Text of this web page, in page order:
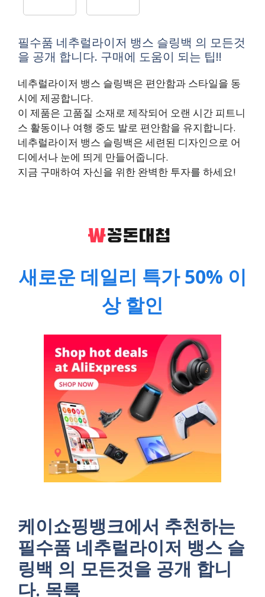
필수품 네추럴라이저 뱅스 슬링백 의 모든것
을 공개 합니다. 구매에 도움이 되는 팁!!
네추럴라이저 뱅스 슬링백은 편안함과 스타일을 동
시에 제공합니다.
이 제품은 고품질 소재로 제작되어 오랜 시간 피트니
스 활동이나 여행 중도 발로 편안함을 유지합니다.
네추럴라이저 뱅스 슬링백은 세련된 디자인으로 어
디에서나 눈에 띄게 만들어줍니다.
지금 구매하여 자신을 위한 완벽한 투자를 하세요!
새로운 데일리 특가 50% 이
상 할인
케이쇼핑뱅크에서 추천하는
필수품 네추럴라이저 뱅스 슬
링백 의 모든것을 공개 합니
다. 목록